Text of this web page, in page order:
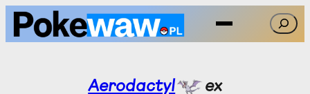
Przejdź
Szukaj
Aerodactyl ex